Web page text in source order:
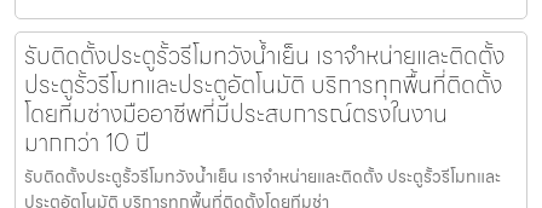
รับติดตั้งประตูรั้วรีโมทวังน้ำเย็น เราจำหน่ายและติดตั้ง
ประตูรั้วรีโมทและประตูอัตโนมัติ บริการทุกพื้นที่ติดตั้ง
โดยทีมช่างมืออาชีพที่มีประสบการณ์ตรงในงาน
มากกว่า 10 ปี
รับติดตั้งประตูรั้วรีโมทวังน้ำเย็น เราจำหน่ายและติดตั้ง ประตูรั้วรีโมทและ
ประตูอัตโนมัติ บริการทุกพื้นที่ติดตั้งโดยทีมช่า